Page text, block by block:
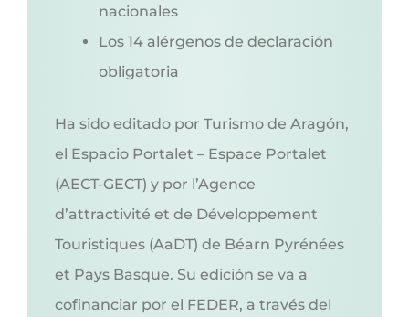
nacionales
Los 14 alérgenos de declaración
obligatoria
Ha sido editado por Turismo de Aragón,
el Espacio Portalet – Espace Portalet
(AECT-GECT) y por l’Agence
d’attractivité et de Développement
Touristiques (AaDT) de Béarn Pyrénées
et Pays Basque. Su edición se va a
cofinanciar por el FEDER, a través del